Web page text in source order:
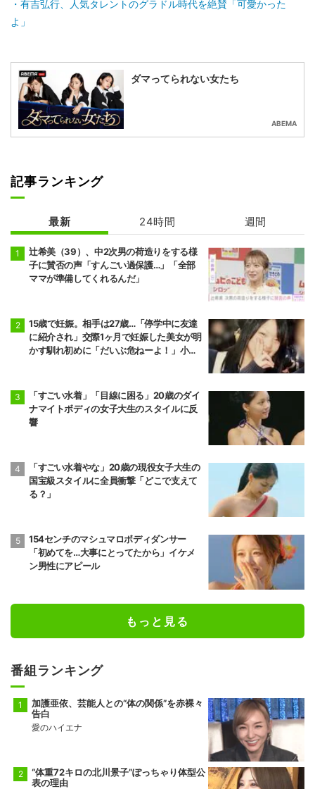
有吉弘行、人気タレントのグラドル時代を絶賛「可愛かった
よ」
ダマってられない女たち
ABEMA
記事ランキング
最新 24時間 週間
辻希美（39）、中2次男の荷造りをする様
子に賛否の声「すんごい過保護…」「全部
ママが準備してくれるんだ」
15歳で妊娠。相手は27歳…「停学中に友達
に紹介され」交際1ヶ月で妊娠した美女が明
かす馴れ初めに「だいぶ危ねーよ！」小森
「すごい水着」「目線に困る」20歳のダイ
ナマイトボディの女子大生のスタイルに反
響
「すごい水着やな」20歳の現役女子大生の
国宝級スタイルに全員衝撃「どこで支えて
る？」
154センチのマシュマロボディダンサー
「初めてを…大事にとってたから」イケメ
ン男性にアピール
もっと見る
番組ランキング
加護亜依、芸能人との“体の関係”を赤裸々
告白
愛のハイエナ
“体重72キロの北川景子”ぽっちゃり体型公
表の理由